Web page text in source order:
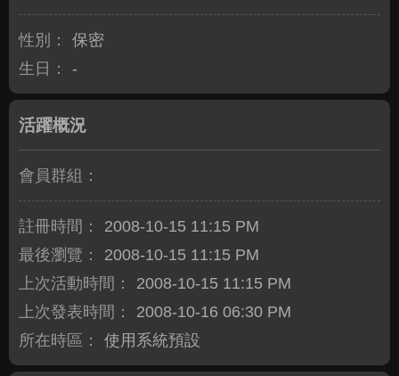
性別：
保密
生日：
-
活躍概況
會員群組：
註冊時間：
2008-10-15 11:15 PM
最後瀏覽：
2008-10-15 11:15 PM
上次活動時間：
2008-10-15 11:15 PM
上次發表時間：
2008-10-16 06:30 PM
所在時區：
使用系統預設